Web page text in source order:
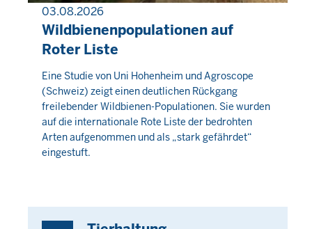
03.08.2026
PRESSEMITTEILUNG
Wildbienenpopulationen auf
Roter Liste
Donnerstag,
6
August
2026
Eine Studie von Uni Hohenheim und Agroscope
(Schweiz) zeigt einen deutlichen Rückgang
freilebender Wildbienen-Populationen. Sie wurden
auf die internationale Rote Liste der bedrohten
Arten aufgenommen und als „stark gefährdet“
eingestuft.